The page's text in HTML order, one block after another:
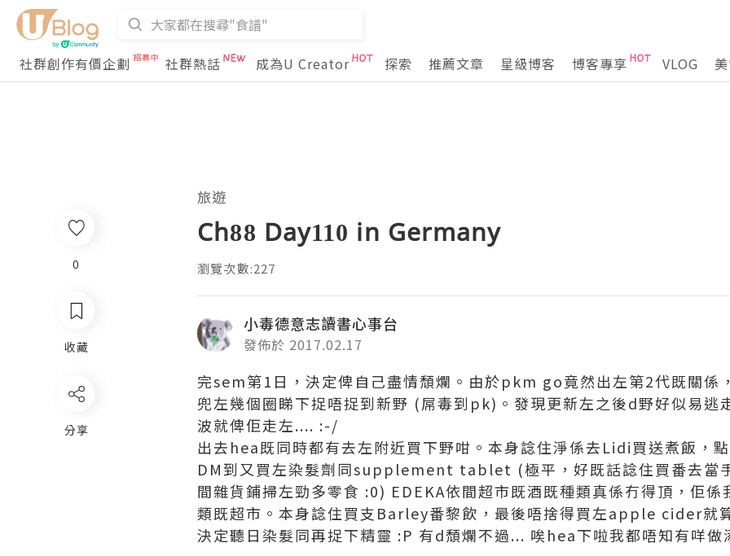
社群創作有價企劃 社群熱話 成為U Creator 探索 推薦文章 星級博客 博客專享 VLOG
旅遊
Ch88 Day110 in Germany
瀏覽次數:227
小毒德意志讀書心事台
發佈於 2017.02.17
完sem第1日，決定俾自己盡情頹爛。由於pkm go竟然出左第2代既關係
兜左幾個圈睇下捉唔捉到新野 (屌毒到pk)。發現更新左之後d野好似易逃
波就俾佢走左.... :-/
出去hea既同時都有去左附近買下野咁。本身諗住淨係去Lidi買送煮飯，
DM到又買左染髮劑同supplement tablet (極平，好既話諗住買番去當
間雜貨鋪掃左勁多零食 :0) EDEKA依間超市既酒既種類真係冇得頂，佢係
類既超市。本身諗住買支Barley番黎飲，最後唔捨得買左apple cider就
決定聽日染髮同再捉下精靈 :P 有d頹爛不過... 唉hea下啦我都唔知有咩
0
收藏
分享